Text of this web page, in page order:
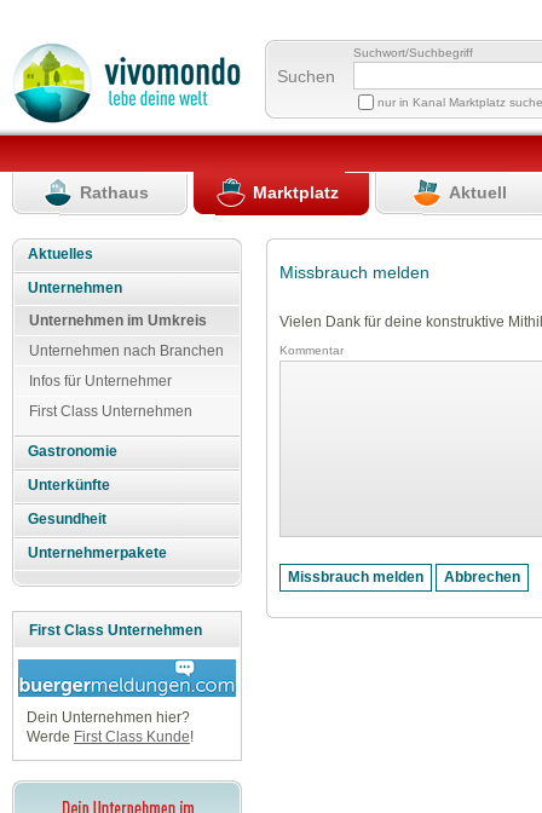
Suchen
Suchwort/Suchbegriff
nur in Kanal Marktplatz
Rathaus Marktplatz Aktuell
Aktuelles
Unternehmen
Unternehmen im Umkreis
Unternehmen nach Branchen
Infos für Unternehmer
First Class Unternehmen
Gastronomie
Unterkünfte
Gesundheit
Unternehmerpakete
First Class Unternehmen
Dein Unternehmen hier?
Werde First Class Kunde!
Missbrauch melden
Vielen Dank für deine konstruktive
Kommentar